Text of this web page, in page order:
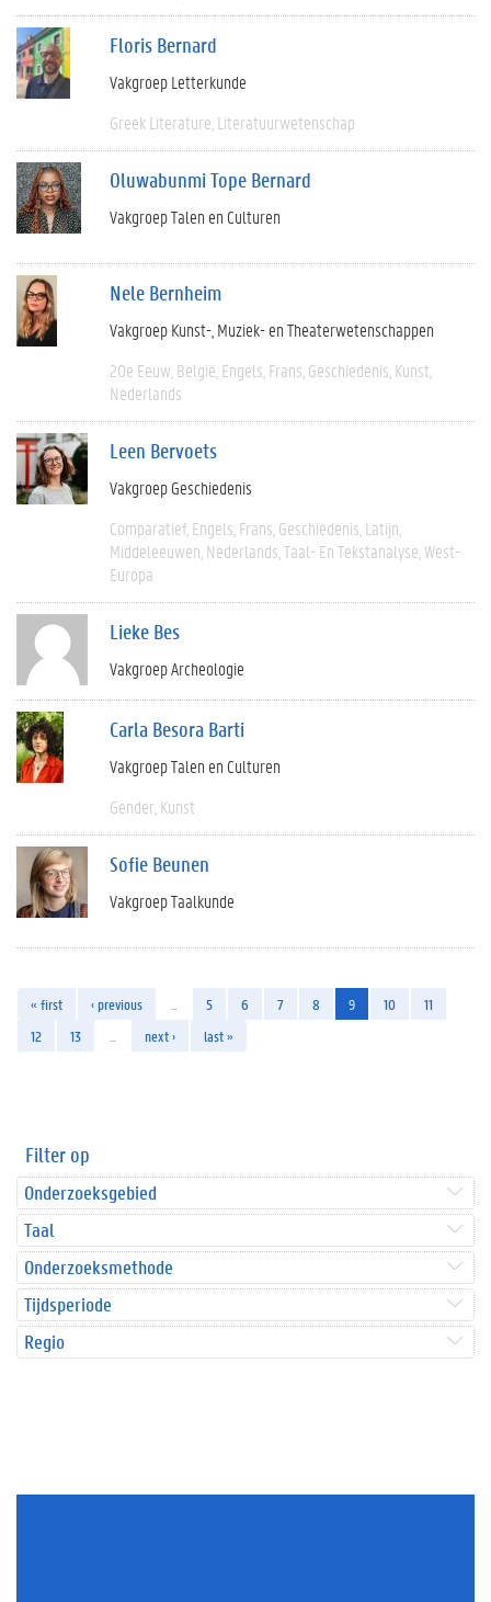
Floris Bernard
Vakgroep Letterkunde
Greek Literature Literatuurwetenschap
Oluwabunmi Tope Bernard
Vakgroep Talen en Culturen
Nele Bernheim
Vakgroep Kunst-, Muziek- en Theaterwetenschappen
20e Eeuw België Engels Frans Geschiedenis Kunst
Nederlands
Leen Bervoets
Vakgroep Geschiedenis
Comparatief Engels Frans Geschiedenis Latijn
Middeleeuwen Nederlands Taal- En Tekstanalyse West-
Europa
Lieke Bes
Vakgroep Archeologie
Carla Besora Barti
Vakgroep Talen en Culturen
Gender Kunst
Sofie Beunen
Vakgroep Taalkunde
« first ‹ previous 5 6 7 8 9 10
11
12
13 next › last »
Filter op
Onderzoeksgebied
Taal
Onderzoeksmethode
Tijdsperiode
Regio